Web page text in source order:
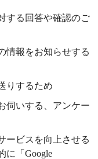
する回答や確認のご
情報をお知らせする
りするため
伺いする、アンケー
ービスを向上させる
に「Google